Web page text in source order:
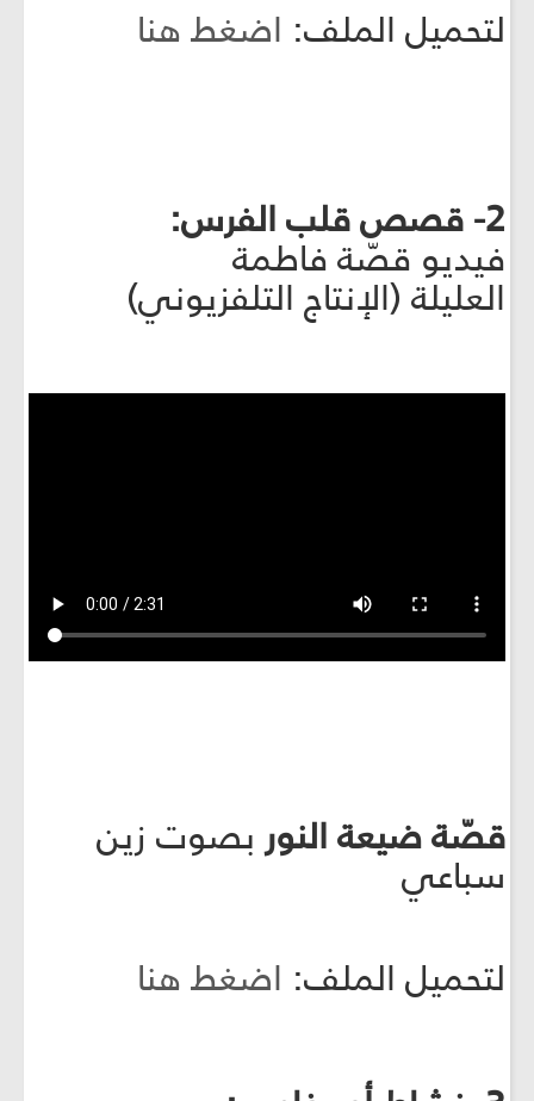
لتحميل الملف: اضغط هنا
2- قصص قلب الفرس:
فيديو قصّة فاطمة
العليلة (الإنتاج التلفزيوني)
قصّة ضيعة النور بصوت زين
سباعي
لتحميل الملف: اضغط هنا